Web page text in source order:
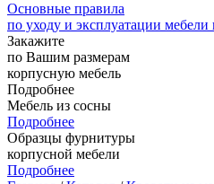
Основные правила
по уходу и эксплуатации мебели
Закажите
по Вашим размерам
корпусную мебель
Подробнее
Мебель из сосны
Подробнее
Образцы фурнитуры
корпусной мебели
Подробнее